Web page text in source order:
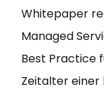
Whitepaper
Managed
Best Practice
Zeitalter einer